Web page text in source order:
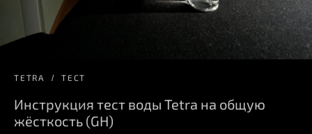
TETRA ТЕСТ
Инструкция тест воды Tetra на общую
жёсткость (GH)